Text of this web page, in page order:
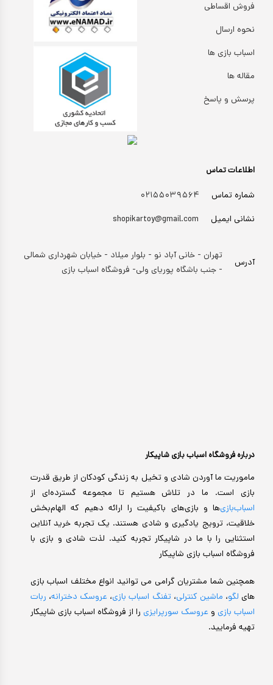
درباره فروشگاه اسباب بازی شاپیکار
ماموریت ما آوردن شادی و تخیل به زندگی کودکان از طریق قدرت
بازی است. ما در تلاش هستیم تا مجموعه گسترده‌ای از
اسباب‌بازی‌ها و بازی‌های باکیفیت را ارائه دهیم که الهام‌بخش
خلاقیت، ترویج یادگیری و شادی هستند. یک تجربه خرید آنلاین
استثنایی را با ما در شاپیکار تجربه کنید. لذت شادی و بازی با
فروشگاه اسباب بازی شاپیکار
همچنین شما مشتریان گرامی می توانید انواع مختلف اسباب بازی
های لگو، ماشین کنترلی،تفنگ اسباب بازی، عروسک دخترانه، ربات
اسباب بازی و عروسک سورپرایزی را از فروشگاه اسباب بازی شاپیکار
تهیه فرمایید.
اطلاعات تماس
شماره تماس
۰۲۱۵۵۰۳۹۵۶۴
نشانی ایمیل
shopikartoy@gmail.com
آدرس
تهران - خانی آباد نو - بلوار میلاد - خیابان شهرداری شمالی
- جنب باشگاه پوریای ولی- فروشگاه اسباب بازی
فروش اقساطی
نحوه ارسال
اسباب بازی ها
مقاله ها
پرسش و پاسخ